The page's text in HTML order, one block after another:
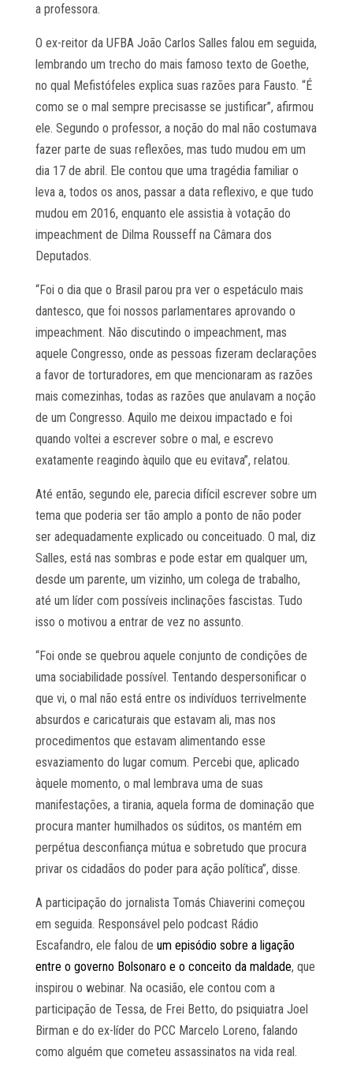
a professora.
O ex-reitor da UFBA João Carlos Salles falou em seguida,
lembrando um trecho do mais famoso texto de Goethe,
no qual Mefistófeles explica suas razões para Fausto. “É
como se o mal sempre precisasse se justificar”, afirmou
ele. Segundo o professor, a noção do mal não costumava
fazer parte de suas reflexões, mas tudo mudou em um
dia 17 de abril. Ele contou que uma tragédia familiar o
leva a, todos os anos, passar a data reflexivo, e que tudo
mudou em 2016, enquanto ele assistia à votação do
impeachment de Dilma Rousseff na Câmara dos
Deputados.
“Foi o dia que o Brasil parou pra ver o espetáculo mais
dantesco, que foi nossos parlamentares aprovando o
impeachment. Não discutindo o impeachment, mas
aquele Congresso, onde as pessoas fizeram declarações
a favor de torturadores, em que mencionaram as razões
mais comezinhas, todas as razões que anulavam a noção
de um Congresso. Aquilo me deixou impactado e foi
quando voltei a escrever sobre o mal, e escrevo
exatamente reagindo àquilo que eu evitava”, relatou.
Até então, segundo ele, parecia difícil escrever sobre um
tema que poderia ser tão amplo a ponto de não poder
ser adequadamente explicado ou conceituado. O mal, diz
Salles, está nas sombras e pode estar em qualquer um,
desde um parente, um vizinho, um colega de trabalho,
até um líder com possíveis inclinações fascistas. Tudo
isso o motivou a entrar de vez no assunto.
“Foi onde se quebrou aquele conjunto de condições de
uma sociabilidade possível. Tentando despersonificar o
que vi, o mal não está entre os indivíduos terrivelmente
absurdos e caricaturais que estavam ali, mas nos
procedimentos que estavam alimentando esse
esvaziamento do lugar comum. Percebi que, aplicado
àquele momento, o mal lembrava uma de suas
manifestações, a tirania, aquela forma de dominação que
procura manter humilhados os súditos, os mantém em
perpétua desconfiança mútua e sobretudo que procura
privar os cidadãos do poder para ação política”, disse.
A participação do jornalista Tomás Chiaverini começou
em seguida. Responsável pelo podcast Rádio
Escafandro, ele falou de um episódio sobre a ligação
entre o governo Bolsonaro e o conceito da maldade, que
inspirou o webinar. Na ocasião, ele contou com a
participação de Tessa, de Frei Betto, do psiquiatra Joel
Birman e do ex-líder do PCC Marcelo Loreno, falando
como alguém que cometeu assassinatos na vida real.